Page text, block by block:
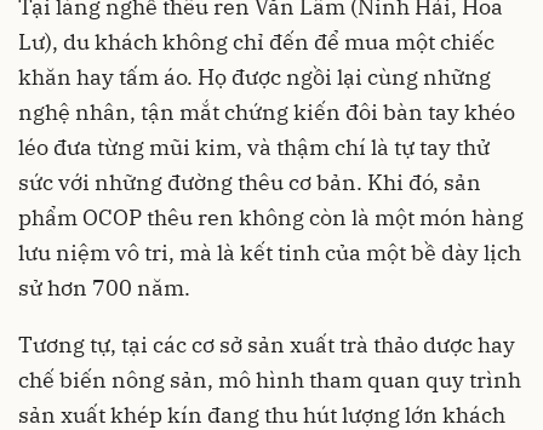
Tại làng nghề thêu ren Văn Lâm (Ninh Hải, Hoa
Lư), du khách không chỉ đến để mua một chiếc
khăn hay tấm áo. Họ được ngồi lại cùng những
nghệ nhân, tận mắt chứng kiến đôi bàn tay khéo
léo đưa từng mũi kim, và thậm chí là tự tay thử
sức với những đường thêu cơ bản. Khi đó, sản
phẩm OCOP thêu ren không còn là một món hàng
lưu niệm vô tri, mà là kết tinh của một bề dày lịch
sử hơn 700 năm.
Tương tự, tại các cơ sở sản xuất trà thảo dược hay
chế biến nông sản, mô hình tham quan quy trình
sản xuất khép kín đang thu hút lượng lớn khách